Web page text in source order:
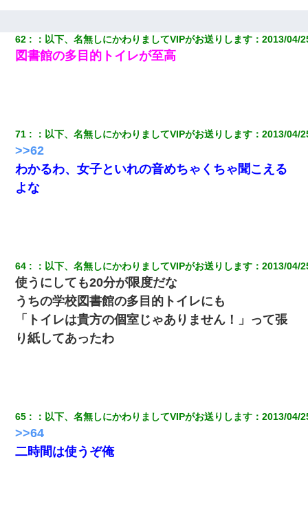
62 ： 以下、名無しにかわりましてVIPがお送りします ：2013/04/
図書館の多目的トイレが至高
71 ： 以下、名無しにかわりましてVIPがお送りします ：2013/04/
>>62
わかるわ、女子といれの音めちゃくちゃ聞こえる
よな
64 ： 以下、名無しにかわりましてVIPがお送りします ：2013/04/
使うにしても20分が限度だな
うちの学校図書館の多目的トイレにも
「トイレは貴方の個室じゃありません！」って張
り紙してあったわ
65 ： 以下、名無しにかわりましてVIPがお送りします ：2013/04/
>>64
二時間は使うぞ俺